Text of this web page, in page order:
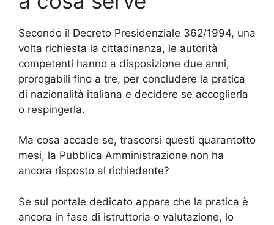
Secondo il Decreto Presidenziale 362/1994, una
volta richiesta la cittadinanza, le autorità
competenti hanno a disposizione due anni,
prorogabili fino a tre, per concludere la pratica
di nazionalità italiana e decidere se accoglierla
o respingerla.
Ma cosa accade se, trascorsi questi quarantotto
mesi, la Pubblica Amministrazione non ha
ancora risposto al richiedente?
Se sul portale dedicato appare che la pratica è
ancora in fase di istruttoria o valutazione, lo